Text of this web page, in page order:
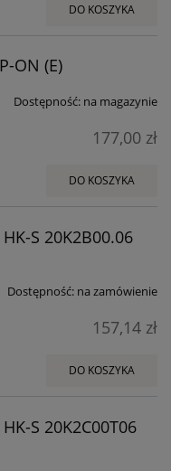
DO KOSZYKA
ON (E)
Dostępność: na magazynie
177,00 zł
DO KOSZYKA
S 20K2B00.06
Dostępność: na zamówienie
157,14 zł
DO KOSZYKA
S 20K2C00T06